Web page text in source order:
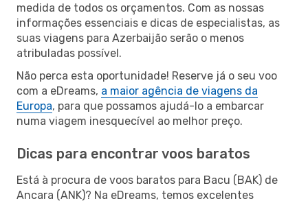
medida de todos os orçamentos. Com as nossas
informações essenciais e dicas de especialistas, as
suas viagens para Azerbaijão serão o menos
atribuladas possível.
Não perca esta oportunidade! Reserve já o seu voo
com a eDreams, a maior agência de viagens da
Europa, para que possamos ajudá-lo a embarcar
numa viagem inesquecível ao melhor preço.
Dicas para encontrar voos baratos
Está à procura de voos baratos para Bacu (BAK) de
Ancara (ANK)? Na eDreams, temos excelentes